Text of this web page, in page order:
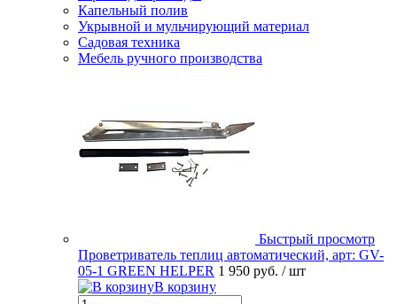
Капельный полив
Укрывной и мульчирующий материал
Садовая техника
Мебель ручного производства
Быстрый просмотр
Проветриватель теплиц автоматический, арт: GV-
05-1 GREEN HELPER 1 950 руб. / шт
В корзину